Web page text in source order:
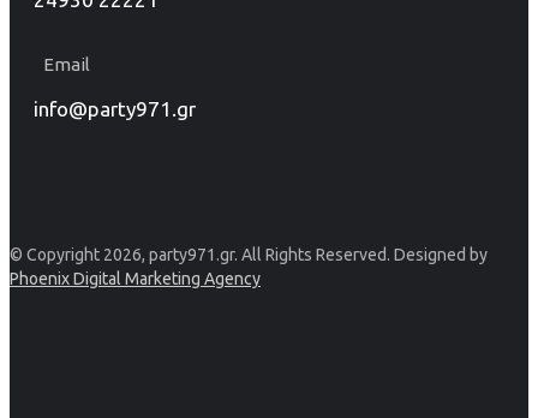
Email
info@party971.gr
© Copyright 2026, party971.gr. All Rights Reserved. Designed by
Phoenix Digital Marketing Agency